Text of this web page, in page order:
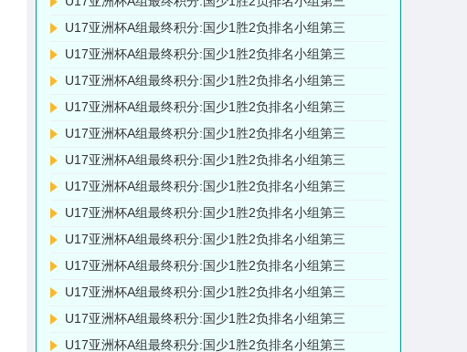
U17亚洲杯A组最终积分:国少1胜2负排名小组第三
U17亚洲杯A组最终积分:国少1胜2负排名小组第三
U17亚洲杯A组最终积分:国少1胜2负排名小组第三
U17亚洲杯A组最终积分:国少1胜2负排名小组第三
U17亚洲杯A组最终积分:国少1胜2负排名小组第三
U17亚洲杯A组最终积分:国少1胜2负排名小组第三
U17亚洲杯A组最终积分:国少1胜2负排名小组第三
U17亚洲杯A组最终积分:国少1胜2负排名小组第三
U17亚洲杯A组最终积分:国少1胜2负排名小组第三
U17亚洲杯A组最终积分:国少1胜2负排名小组第三
U17亚洲杯A组最终积分:国少1胜2负排名小组第三
U17亚洲杯A组最终积分:国少1胜2负排名小组第三
U17亚洲杯A组最终积分:国少1胜2负排名小组第三